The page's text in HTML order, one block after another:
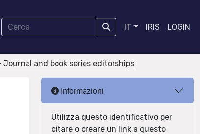
IT IRIS LOGIN
and book series editorships
Informazioni
Utilizza questo identificativo per
citare o creare un link a questo